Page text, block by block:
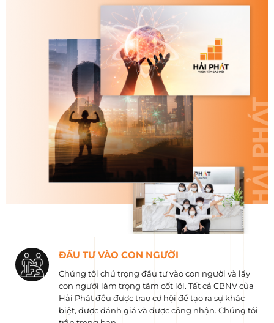
ĐẦU TƯ VÀO CON NGƯỜI
Chúng tôi chú trọng đầu tư vào con người và lấy
con người làm trọng tâm cốt lõi. Tất cả CBNV của
Hải Phát đều được trao cơ hội để tạo ra sự khác
biệt, được đánh giá và được công nhận. Chúng tôi